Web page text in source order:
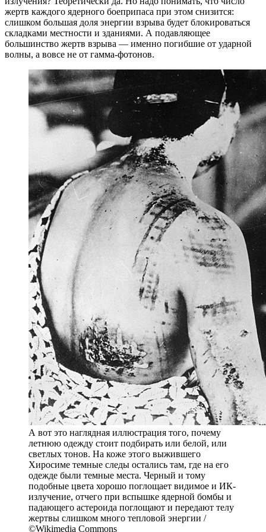
жертв каждого ядерного боеприпаса при этом снизится:
слишком большая доля энергии взрыва будет блокироваться
складками местности и зданиями. А подавляющее
большинство жертв взрыва — именно погибшие от ударной
волны, а вовсе не от гамма-фотонов.
А вот это наглядная иллюстрация того, почему
летнюю одежду стоит подбирать или белой, или
светлых тонов. На коже этого выжившего
Хиросиме темные следы остались там, где на его
одежде были темные места. Черный и тому
подобные цвета хорошо поглощает видимое и ИК-
излучение, отчего при вспышке ядерной бомбы и
падающего астероида поглощают и передают телу
жертвы слишком много тепловой энергии /
©Wikimedia Commons